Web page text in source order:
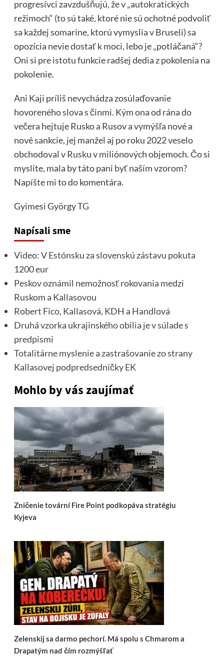
progresívci zavzdušňujú, že v „autokratických
režimoch“ (to sú také, ktoré nie sú ochotné podvoliť
sa každej somarine, ktorú vymyslia v Bruseli) sa
opozícia nevie dostať k moci, lebo je „potláčaná“?
Oni si pre istotu funkcie radšej dedia z pokolenia na
pokolenie.
Ani Kaji príliš nevychádza zosúlaďovanie
hovoreného slova s činmi. Kým ona od rána do
večera hejtuje Rusko a Rusov a vymýšľa nové a
nové sankcie, jej manžel aj po roku 2022 veselo
obchodoval v Rusku v miliónových objemoch. Čo si
myslíte, mala by táto pani byť naším vzorom?
Napíšte mi to do komentára.
Gyimesi GyörgyTG
Napísali sme
Video: V Estónsku za slovenskú zástavu pokuta
1200 eur
Peskov oznámil nemožnosť rokovania medzi
Ruskom a Kallasovou
Robert Fico, Kallasová, KDH a Handlová
Druhá vzorka ukrajinského obilia je v súlade s
predpismi
Totalitárne myslenie a zastrašovanie zo strany
Kallasovej podpredsedníčky EK
Mohlo by vás zaujímať
Zničenie tovární Fire Point podkopáva stratégiu
Kyjeva
Zelenskij sa darmo pechorí. Má spolu s Chmarom a
Drapatým nad čím rozmýšľať